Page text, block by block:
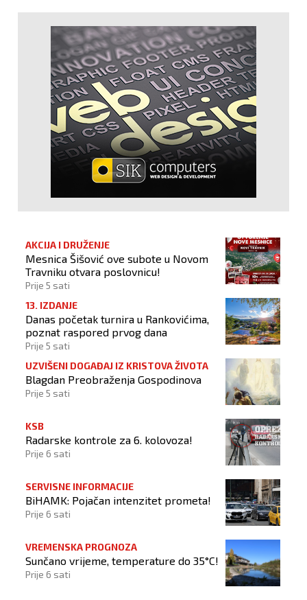
AKCIJA I DRUŽENJE
Mesnica Šišović ove subote u Novom
Travniku otvara poslovnicu!
Prije 5 sati
13. IZDANJE
Danas početak turnira u Rankovićima,
poznat raspored prvog dana
Prije 5 sati
UZVIŠENI DOGAĐAJ IZ KRISTOVA ŽIVOTA
Blagdan Preobraženja Gospodinova
Prije 5 sati
KSB
Radarske kontrole za 6. kolovoza!
Prije 6 sati
SERVISNE INFORMACIJE
BiHAMK: Pojačan intenzitet prometa!
Prije 6 sati
VREMENSKA PROGNOZA
Sunčano vrijeme, temperature do 35°C!
Prije 6 sati